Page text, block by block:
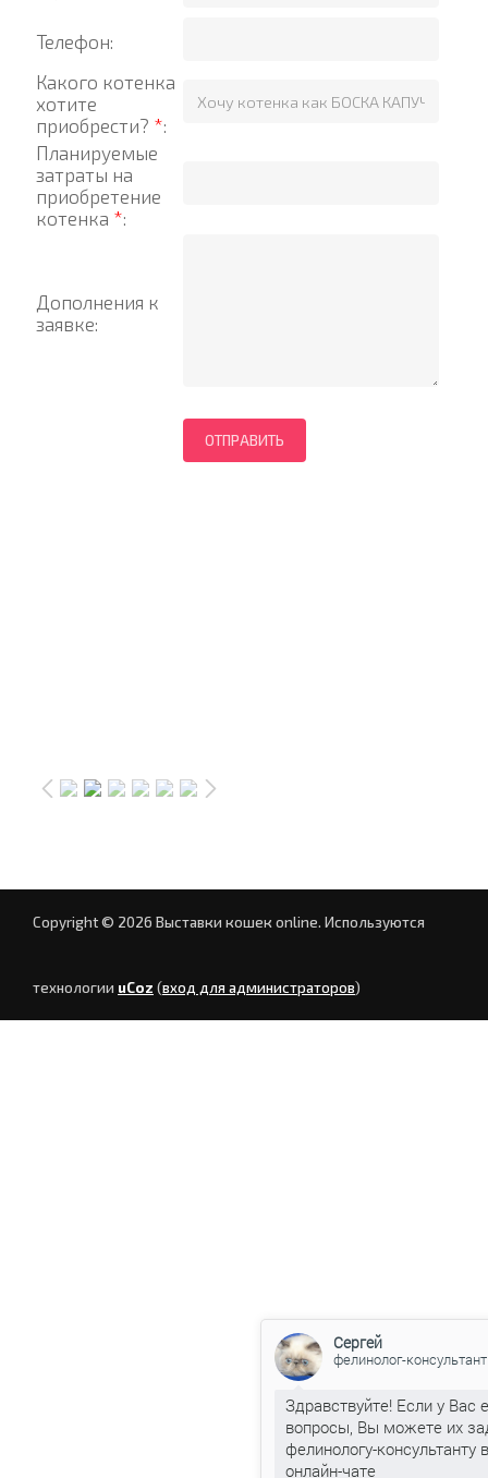
Телефон:
Какого котенка
хотите
приобрести? *:
Планируемые
затраты на
приобретение
котенка *:
Дополнения к
заявке:
Copyright © 2026 Выставки кошек online. Используются
технологии uCoz (вход для администраторов)
Сергей
фелинолог-консультант
Здравствуйте! Если у Вас
вопросы, Вы можете их
фелинологу-консультанту в
онлайн-чате